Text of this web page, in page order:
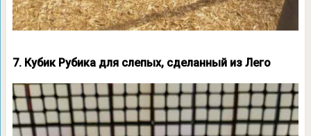
7. Кубик Рубика для слепых, сделанный из Лего